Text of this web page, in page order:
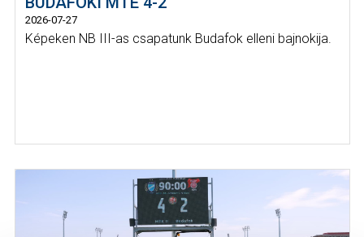
2026-07-27
Képeken NB III-as csapatunk Budafok elleni bajnokija.